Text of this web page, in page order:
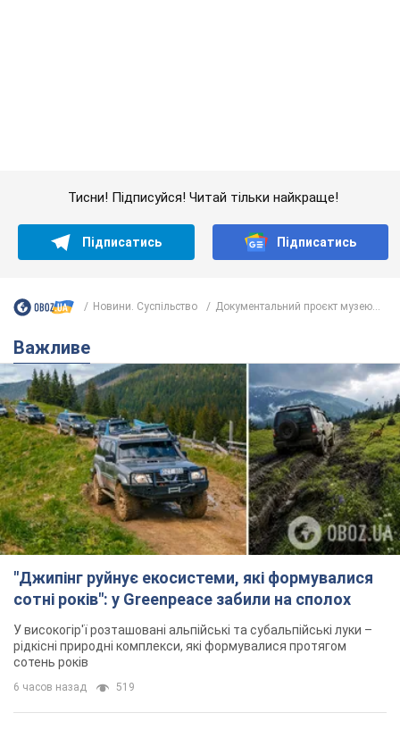
Тисни! Підписуйся! Читай тільки найкраще!
Підписатись Підписатись
Новини. Суспільство Документальний проєкт музею...
Важливе
"Джипінг руйнує екосистеми, які формувалися
сотні років": у Greenpeace забили на сполох
У високогір'ї розташовані альпійські та субальпійські луки –
рідкісні природні комплекси, які формувалися протягом
сотень років
6 часов назад 519